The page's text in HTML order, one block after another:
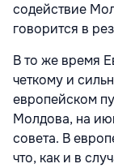
содействие
говорится в
В то же время
четкому и
европейском
Молдова, на
совета. В
что, как и в